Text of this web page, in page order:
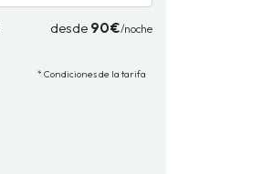
desde 90€/noche
* Condiciones de la tarifa